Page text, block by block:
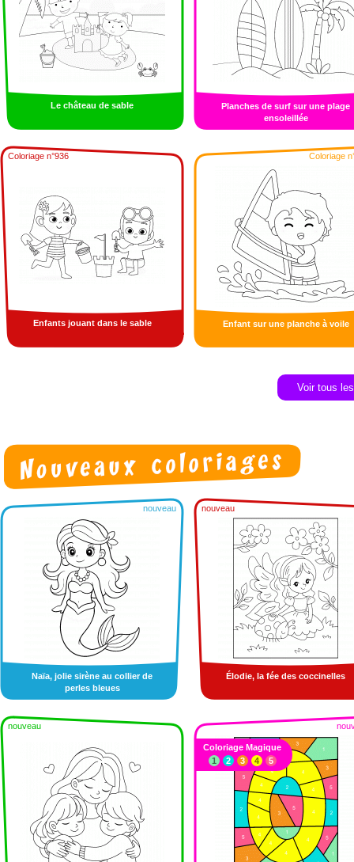
Le château de sable
Planches de surf sur une plage
ensoleillée
Coloriage n°936
Enfants jouant dans le sable
Coloriage
Enfant sur une planche à voile
Voir tous
nouveau
Naïa, jolie sirène au collier de
perles bleues
nouveau
Élodie, la fée des coccinelles
nouveau
Coloriage Magique
1
2 3 4 5